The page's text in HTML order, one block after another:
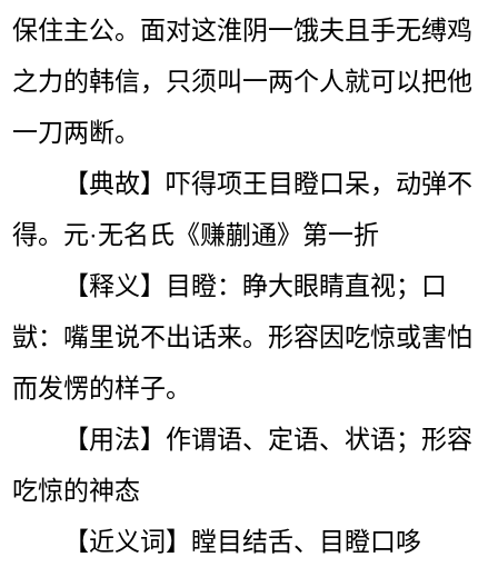
保住主公。面对这淮阴一饿夫且手无缚鸡
之力的韩信，只须叫一两个人就可以把他
一刀两断。
【典故】吓得项王目瞪口呆，动弹不
得。元·无名氏《赚蒯通》第一折
【释义】目瞪：睁大眼睛直视；口
獃：嘴里说不出话来。形容因吃惊或害怕
而发愣的样子。
【用法】作谓语、定语、状语；形容
吃惊的神态
【近义词】瞠目结舌、目瞪口哆